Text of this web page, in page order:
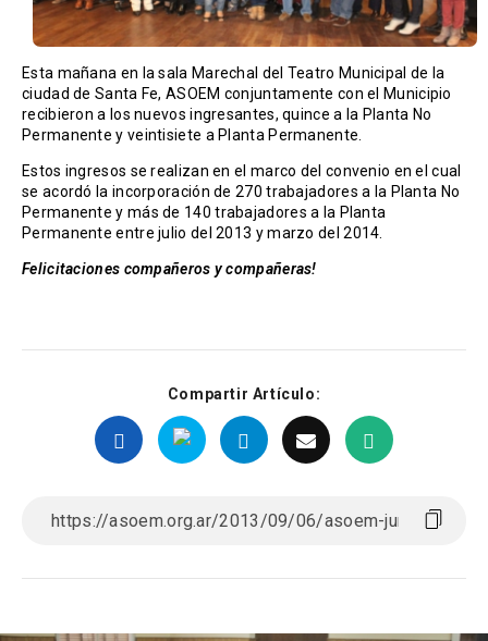
Esta mañana en la sala Marechal del Teatro Municipal de la
ciudad de Santa Fe, ASOEM conjuntamente con el Municipio
recibieron a los nuevos ingresantes, quince a la Planta No
Permanente y veintisiete a Planta Permanente.
Estos ingresos se realizan en el marco del convenio en el cual
se acordó la incorporación de 270 trabajadores a la Planta No
Permanente y más de 140 trabajadores a la Planta
Permanente entre julio del 2013 y marzo del 2014.
Felicitaciones compañeros y compañeras!
Compartir Artículo: